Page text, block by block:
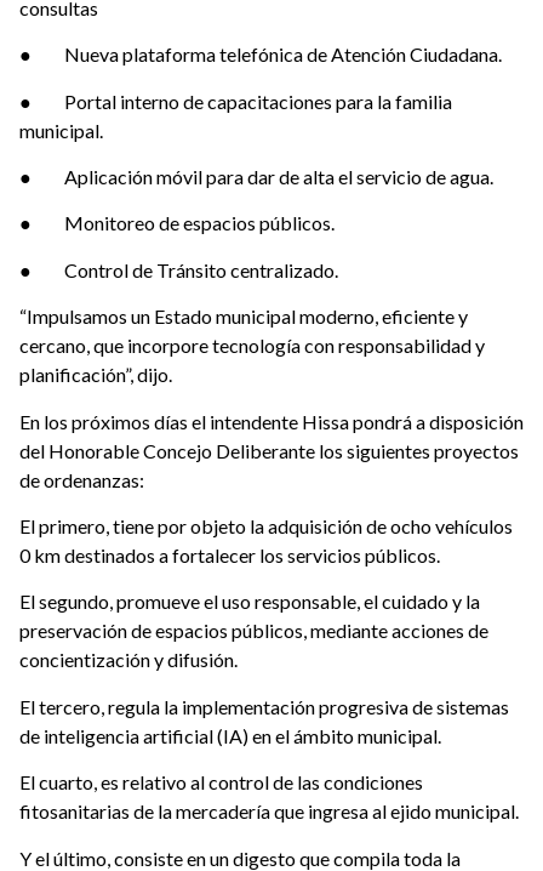
consultas
● Nueva plataforma telefónica de Atención Ciudadana.
● Portal interno de capacitaciones para la familia
municipal.
● Aplicación móvil para dar de alta el servicio de agua.
● Monitoreo de espacios públicos.
● Control de Tránsito centralizado.
“Impulsamos un Estado municipal moderno, eficiente y
cercano, que incorpore tecnología con responsabilidad y
planificación”, dijo.
En los próximos días el intendente Hissa pondrá a disposición
del Honorable Concejo Deliberante los siguientes proyectos
de ordenanzas:
El primero, tiene por objeto la adquisición de ocho vehículos
0 km destinados a fortalecer los servicios públicos.
El segundo, promueve el uso responsable, el cuidado y la
preservación de espacios públicos, mediante acciones de
concientización y difusión.
El tercero, regula la implementación progresiva de sistemas
de inteligencia artificial (IA) en el ámbito municipal.
El cuarto, es relativo al control de las condiciones
fitosanitarias de la mercadería que ingresa al ejido municipal.
Y el último, consiste en un digesto que compila toda la